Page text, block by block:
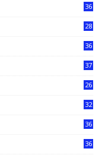
36
28
36
37
26
32
36
36